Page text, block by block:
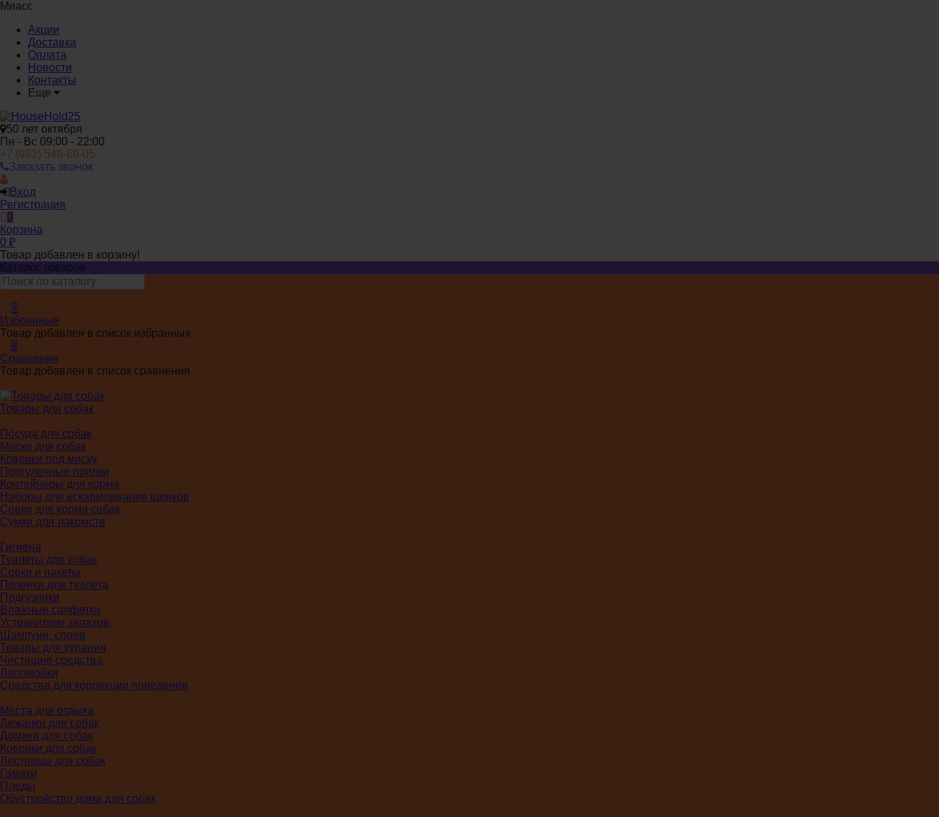
Миасс
Акции
Доставка
Оплата
Новости
Контакты
Еще
50 лет октября
Пн - Вс 09:00 - 22:00
+7 (982) 549-69-05
Заказать звонок
Вход
Регистрация
0
Корзина
0 ₽
Товар добавлен в корзину!
Каталог товаров
0
Избранные
Товар добавлен в список избранных
0
Сравнение
Товар добавлен в список сравнения
Товары для собак
Посуда для собак
Миски для собак
Коврики под миску
Прогулочные поилки
Контейнеры для корма
Наборы для вскармливания щенков
Совки для корма собак
Сумки для лакомств
Гигиена
Туалеты для собак
Совки и пакеты
Пеленки для туалета
Подгузники
Влажные салфетки
Устранители запахов
Шампуни, спреи
Товары для купания
Чистящие средства
Лапомойки
Средства для коррекции поведения
Места для отдыха
Лежанки для собак
Домики для собак
Коврики для собак
Лестницы для собак
Гамаки
Пледы
Обустройство дома для собак